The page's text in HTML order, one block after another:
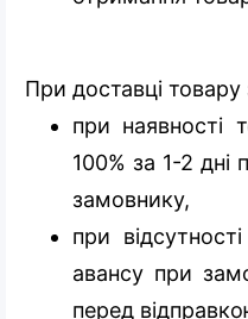
При доставці
при наявності
100% за 1-2 дні
замовнику,
при
авансу при
перед